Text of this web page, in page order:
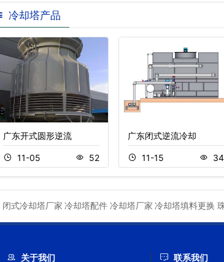
冷却塔产品
广东开式圆形逆流
11-05 52
广东闭式逆流冷却
11-15 34
闭式冷却塔厂家 冷却塔配件 冷却塔厂家 冷却塔填料更换
关于我们 联系我们